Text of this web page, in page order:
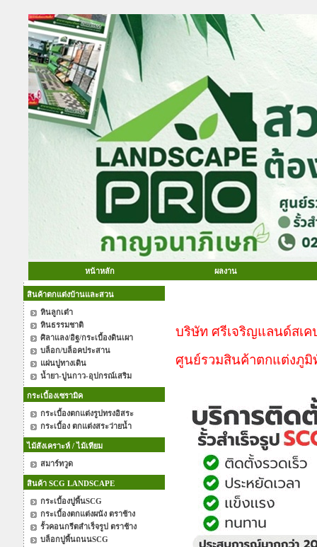
หน้าหลัก ผลงาน
สินค้าตกแต่งบ้านและสวน
หินลูกเต๋า
หินธรรมชาติ
ศิลาแลง/อิฐ/กระเบื้องดินเผา
บล็อก/บล็อคประสาน
แผ่นปูทางเดิน
น้ำยา-ปูนกาว-อุปกรณ์เสริม
กระเบื้องเซรามิค
กระเบื้องตกแต่งรูปทรงอิสระ
กระเบื้อง ตกแต่งสระว่ายน้ำ
ไม้สังเคราะห์ / ไม้เทียม
สมาร์ทวูด
สินค้า SCG LANDSCAPE
กระเบื้องปูพื้นSCG
กระเบื้องตกแต่งผนัง ตราช้าง
รั้วคอนกรีตสำเร็จรูป ตราช้าง
บล็อกปูพื้นถนนSCG
บริษัท ศรีเจริญแลนด์สเค
ศูนย์รวมสินค้าตกแต่งภูมิ